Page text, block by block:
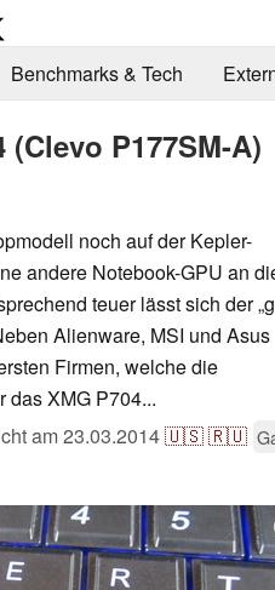
Benchmarks & Tech
(Clevo P177SM-A)
noch auf der Kepler-
andere Notebook-GPU an
teuer lässt sich der
Alienware, MSI und Asus
Firmen, welche die
das XMG P704...
am23.03.2014🇺🇸🇷🇺